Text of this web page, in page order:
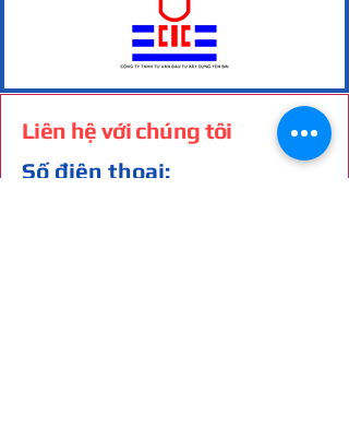
Liên hệ với chúng tôi
Số điện thoại: